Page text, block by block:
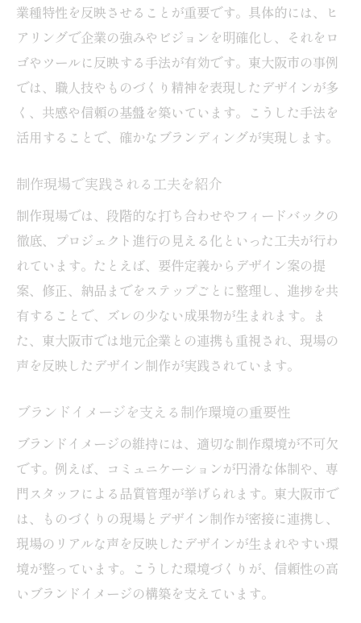
業種特性を反映させることが重要です。具体的には、ヒ
アリングで企業の強みやビジョンを明確化し、それをロ
ゴやツールに反映する手法が有効です。東大阪市の事例
では、職人技やものづくり精神を表現したデザインが多
く、共感や信頼の基盤を築いています。こうした手法を
活用することで、確かなブランディングが実現します。
制作現場で実践される工夫を紹介
制作現場では、段階的な打ち合わせやフィードバックの
徹底、プロジェクト進行の見える化といった工夫が行わ
れています。たとえば、要件定義からデザイン案の提
案、修正、納品までをステップごとに整理し、進捗を共
有することで、ズレの少ない成果物が生まれます。ま
た、東大阪市では地元企業との連携も重視され、現場の
声を反映したデザイン制作が実践されています。
ブランドイメージを支える制作環境の重要性
ブランドイメージの維持には、適切な制作環境が不可欠
です。例えば、コミュニケーションが円滑な体制や、専
門スタッフによる品質管理が挙げられます。東大阪市で
は、ものづくりの現場とデザイン制作が密接に連携し、
現場のリアルな声を反映したデザインが生まれやすい環
境が整っています。こうした環境づくりが、信頼性の高
いブランドイメージの構築を支えています。